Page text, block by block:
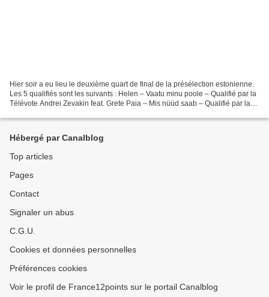
Hier soir a eu lieu le deuxième quart de final de la présélection estonienne.
Les 5 qualifiés sont les suivants : Helen – Vaatu minu poole – Qualifié par la
Télévote Andrei Zevakin feat. Grete Paia – Mis nüüd saab – Qualifié par la
Hébergé par Canalblog
Top articles
Pages
Contact
Signaler un abus
C.G.U.
Cookies et données personnelles
Préférences cookies
Voir le profil de France12points sur le portail Canalblog